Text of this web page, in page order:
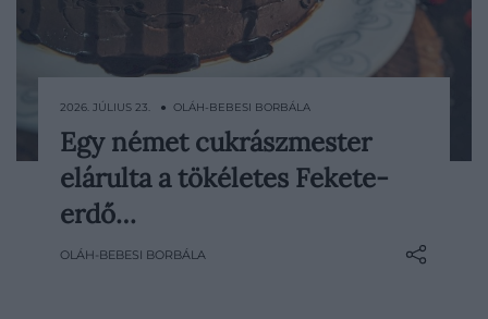
Kevés sütemény néz ki olyan
ünnepélyesen, mint a Fekete-erdő torta:
magas csokoládés piskótarétegek,
rengeteg csokoládéforgács kerül
2026. JÚLIUS 23. ● OLÁH-BEBESI BORBÁLA
Egy német cukrászmester
elárulta a tökéletes Fekete-
erdő…
OLÁH-BEBESI BORBÁLA